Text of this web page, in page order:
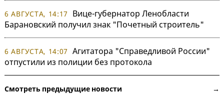
6 АВГУСТА, 14:17
Вице-губернатор Ленобласти
Барановский получил знак "Почетный строитель"
6 АВГУСТА, 14:07 Агитатора "Справедливой России"
отпустили из полиции без протокола
Смотреть предыдущие новости →